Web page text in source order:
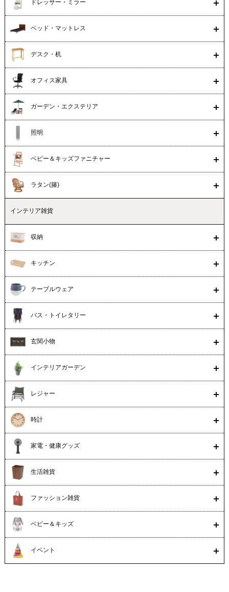
ドレッサー・ミラー
ベッド・マットレス
デスク・机
オフィス家具
ガーデン・エクステリア
照明
ベビー＆キッズファニチャー
ラタン(籐)
インテリア雑貨
収納
キッチン
テーブルウェア
バス・トイレタリー
玄関小物
インテリアガーデン
レジャー
時計
家電・健康グッズ
生活雑貨
ファッション雑貨
ベビー＆キッズ
イベント